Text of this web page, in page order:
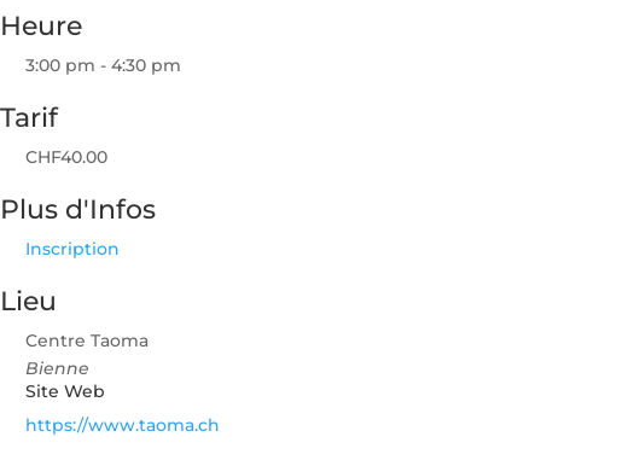
Heure
3:00 pm - 4:30 pm
Tarif
CHF40.00
Plus d'Infos
Inscription
Lieu
Centre Taoma
Bienne
Site Web
https://www.taoma.ch